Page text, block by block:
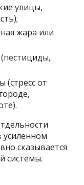
улицы,
жара или
(стресс от
усиленном
сказывается
системы.